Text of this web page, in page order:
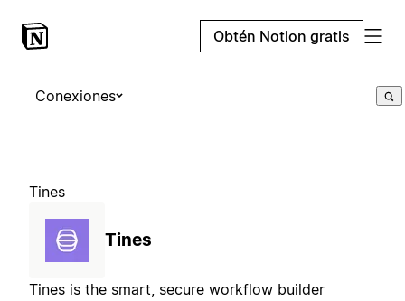
Obtén Notion gratis
Conexiones
Tines
Tines
Tines is the smart, secure workflow builder